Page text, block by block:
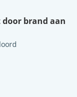
brand aan